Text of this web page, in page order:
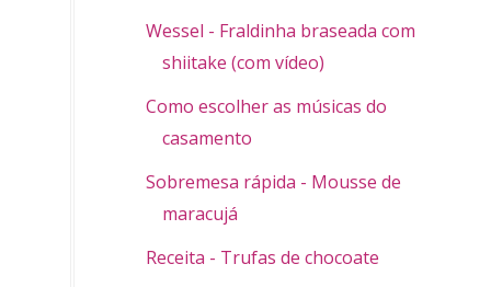
Wessel - Fraldinha braseada com
shiitake (com vídeo)
Como escolher as músicas do
casamento
Sobremesa rápida - Mousse de
maracujá
Receita - Trufas de chocoate